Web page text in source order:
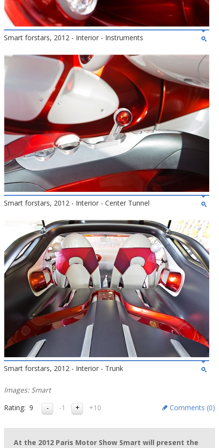
Smart forstars, 2012 - Interior - Instruments
Smart forstars, 2012 - Interior - Center Tunnel
Smart forstars, 2012 - Interior - Trunk
Images: Smart
Rating: 9 -1 +10 Comments (0)
At the 2012 Paris Motor Show Smart will present the